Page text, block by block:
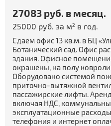
27083 руб. в месяц.
25000 руб. за м2 в год.
Сдаем офис 13 кв.м. в БЦ
Ботанический сад. Офис
здания. Офисное
окрашены, на полу
Оборудовано системой
приточно-вытяжной
пассажирские лифты.
включая НДС,
эксплуатационные
телефония и интернет